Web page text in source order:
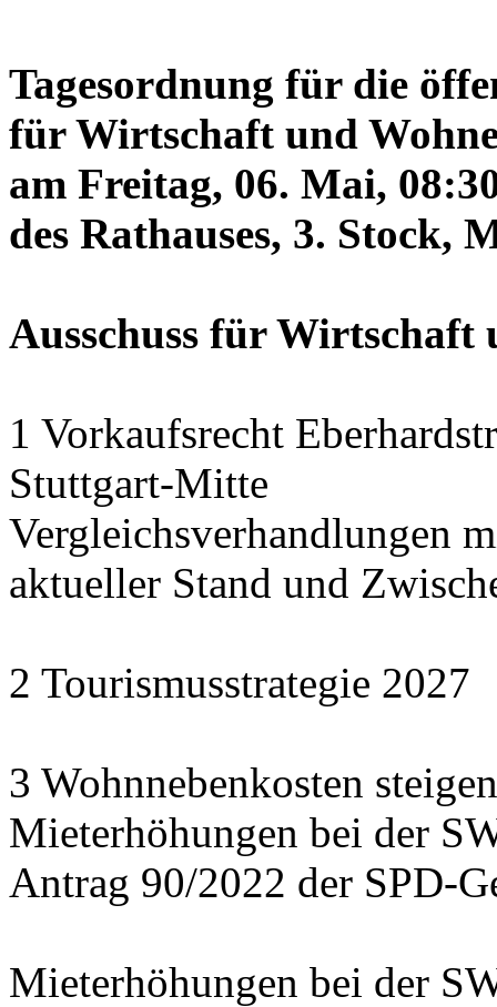
Tagesordnung für die
für Wirtschaft und
am Freitag, 06. Mai,
des Rathauses, 3. Stock,
Ausschuss für Wirtschaft
1 Vorkaufsrecht
Stuttgart-Mitte
Vergleichsverhandlungen
aktueller Stand und
2 Tourismusstrategie 2027
3 Wohnnebenkosten
Mieterhöhungen bei der
Antrag 90/2022 der SPD-
Mieterhöhungen bei der